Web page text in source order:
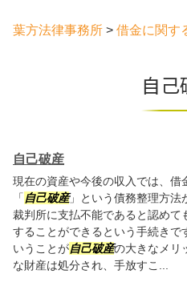
葉方法律事務所 > 借金に関す
自己
自己破産
現在の資産や今後の収入では、借
「 自己破産」という債務整理方法
裁判所に支払不能であると認めて
することができるという手続きで
いうことが自己破産の大きなメリ
な財産は処分され、手放すこ...